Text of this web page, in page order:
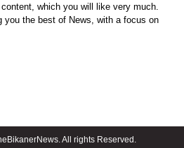
which you will like very much.
you the best of News, with a focus on
All rights Reserved.